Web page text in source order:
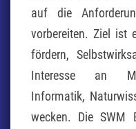
auf die
vorbereiten. Ziel ist
fördern,
Interesse an
Informatik,
wecken. Die SWM